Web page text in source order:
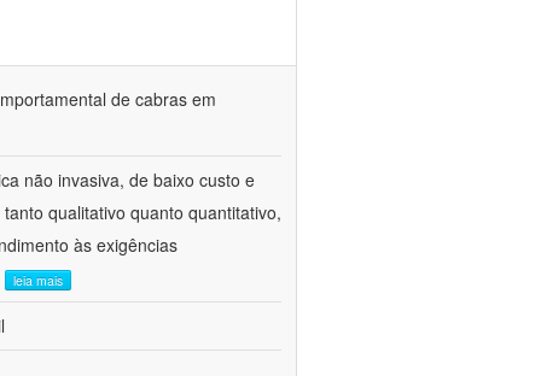
de cabras em
não invasiva, de baixo custo e
qualitativo quanto quantitativo,
às exigências
leia mais